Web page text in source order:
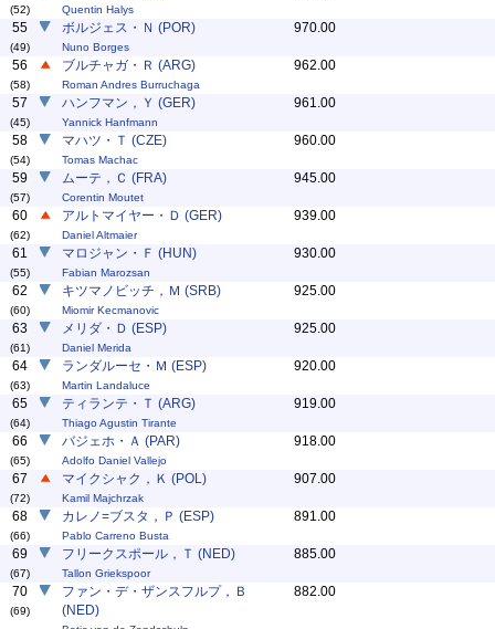
(52) Quentin Halys
55
(49)
ボルジェス・Ｎ (POR)
Nuno Borges
970.00
56
(58)
ブルチャガ・Ｒ (ARG)
Roman Andres Burruchaga
962.00
57
(45)
ハンフマン，Ｙ (GER)
Yannick Hanfmann
961.00
58
(54)
マハツ・Ｔ (CZE)
Tomas Machac
960.00
59
(57)
ムーテ，Ｃ (FRA)
Corentin Moutet
945.00
60
(62)
アルトマイヤー・Ｄ (GER)
Daniel Altmaier
939.00
61
(55)
マロジャン・Ｆ (HUN)
Fabian Marozsan
930.00
62
(60)
キツマノビッチ，Ｍ (SRB)
Miomir Kecmanovic
925.00
63
(61)
メリダ・Ｄ (ESP)
Daniel Merida
925.00
64
(63)
ランダルーセ・Ｍ (ESP)
Martin Landaluce
920.00
65
(64)
ティランテ・Ｔ (ARG)
Thiago Agustin Tirante
919.00
66
(65)
バジェホ・Ａ (PAR)
Adolfo Daniel Vallejo
918.00
67
(72)
マイクシャク，Ｋ (POL)
Kamil Majchrzak
907.00
68
(66)
カレノ=ブスタ，Ｐ (ESP)
Pablo Carreno Busta
891.00
69
(67)
フリークスポール，Ｔ (NED)
Tallon Griekspoor
885.00
70
(69)
ファン・デ・ザンスフルプ，Ｂ
(NED)
882.00